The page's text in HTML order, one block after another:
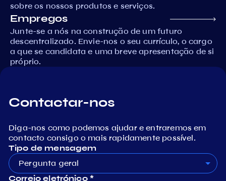
sobre os nossos produtos e serviços.
Empregos
Junte-se a nós na construção de um futuro
descentralizado. Envie-nos o seu currículo, o cargo
a que se candidata e uma breve apresentação de si
próprio.
Contactar-nos
Diga-nos como podemos ajudar e entraremos em
contacto consigo o mais rapidamente possível.
Tipo de mensagem
Pergunta geral
Correio eletrónico *